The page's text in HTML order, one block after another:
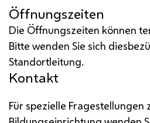
Öffnungszeiten
Die Öffnungszeiten können
Bitte wenden Sie sich
Standortleitung.
Kontakt
Für spezielle